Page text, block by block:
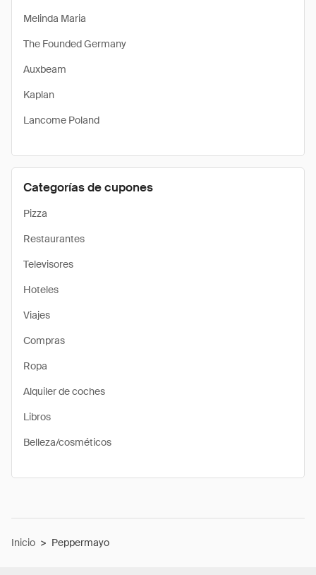
Melinda Maria
The Founded Germany
Auxbeam
Kaplan
Lancome Poland
Categorías de cupones
Pizza
Restaurantes
Televisores
Hoteles
Viajes
Compras
Ropa
Alquiler de coches
Libros
Belleza/cosméticos
Inicio > Peppermayo